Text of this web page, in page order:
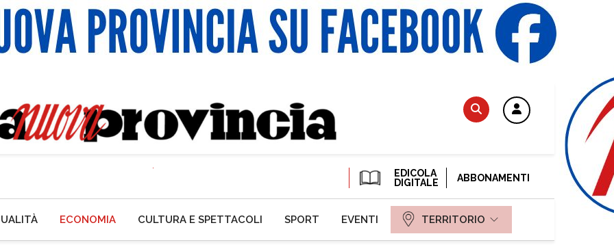
EDICOLA
DIGITALE
ABBONAMENTI
ECONOMIA CULTURA E SPETTACOLI SPORT EVENTI TERRITORIO